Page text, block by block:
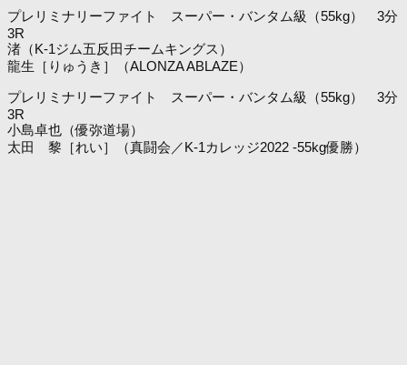
プレリミナリーファイト スーパー・バンタム級（55kg） 3分
3R
渚（K-1ジム五反田チームキングス）
龍生［りゅうき］（ALONZA ABLAZE）
プレリミナリーファイト スーパー・バンタム級（55kg） 3分
3R
小島卓也（優弥道場）
太田 黎［れい］（真闘会／K-1カレッジ2022 -55kg優勝）